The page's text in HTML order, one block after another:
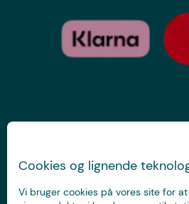
Cookies og lignende
Vi bruger cookies på vores site for